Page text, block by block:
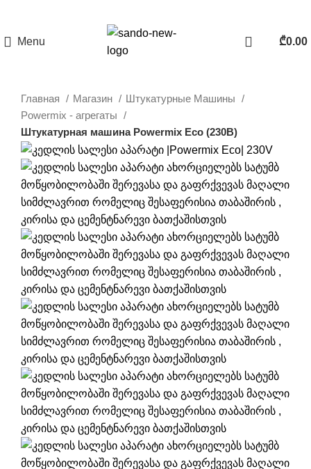
Menu ₾0.00
Главная Магазин
Штукатурные Машины
Powermix - агрегаты
Штукатурная машина Powermix Eco (230В)